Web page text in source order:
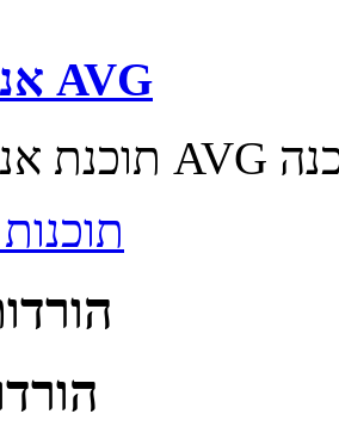
אנטי וירוס AVG